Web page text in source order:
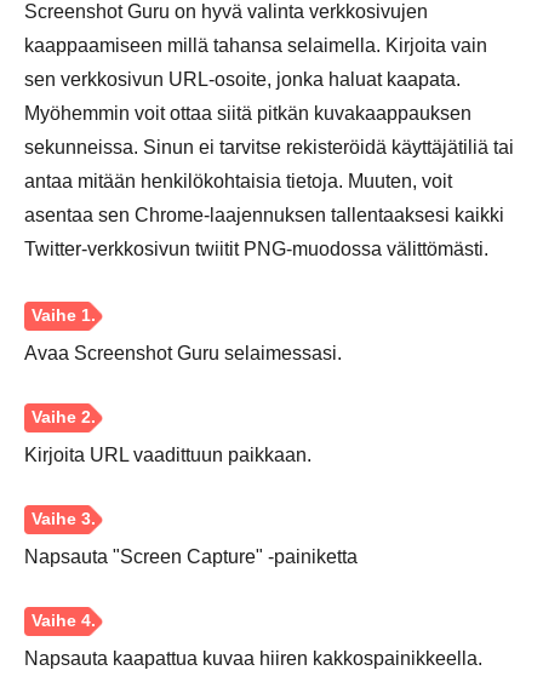
Vaihe 1.
Screenshot Guru on hyvä valinta verkkosivujen
kaappaamiseen millä tahansa selaimella. Kirjoita vain
sen verkkosivun URL-osoite, jonka haluat kaapata.
Myöhemmin voit ottaa siitä pitkän kuvakaappauksen
sekunneissa. Sinun ei tarvitse rekisteröidä käyttäjätiliä tai
antaa mitään henkilökohtaisia tietoja. Muuten, voit
asentaa sen Chrome-laajennuksen tallentaaksesi kaikki
Twitter-verkkosivun twiitit PNG-muodossa välittömästi.
Avaa Screenshot Guru selaimessasi.
Kirjoita URL vaadittuun paikkaan.
Napsauta "Screen Capture" -painiketta
Napsauta kaapattua kuvaa hiiren kakkospainikkeella.